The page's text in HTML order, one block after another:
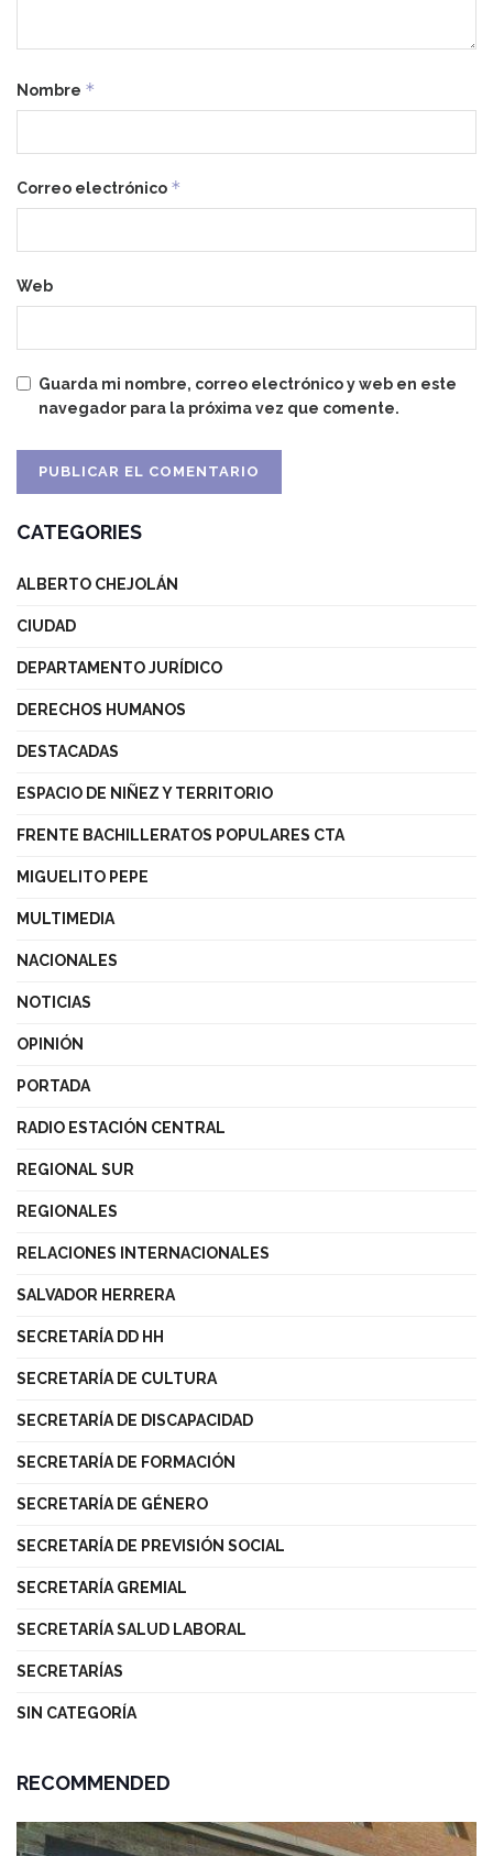
Nombre *
Correo electrónico *
Web
Guarda mi nombre, correo electrónico y web en este
navegador para la próxima vez que comente.
CATEGORIES
ALBERTO CHEJOLÁN
CIUDAD
DEPARTAMENTO JURÍDICO
DERECHOS HUMANOS
DESTACADAS
ESPACIO DE NIÑEZ Y TERRITORIO
FRENTE BACHILLERATOS POPULARES CTA
MIGUELITO PEPE
MULTIMEDIA
NACIONALES
NOTICIAS
OPINIÓN
PORTADA
RADIO ESTACIÓN CENTRAL
REGIONAL SUR
REGIONALES
RELACIONES INTERNACIONALES
SALVADOR HERRERA
SECRETARÍA DD HH
SECRETARÍA DE CULTURA
SECRETARÍA DE DISCAPACIDAD
SECRETARÍA DE FORMACIÓN
SECRETARÍA DE GÉNERO
SECRETARÍA DE PREVISIÓN SOCIAL
SECRETARÍA GREMIAL
SECRETARÍA SALUD LABORAL
SECRETARÍAS
SIN CATEGORÍA
RECOMMENDED